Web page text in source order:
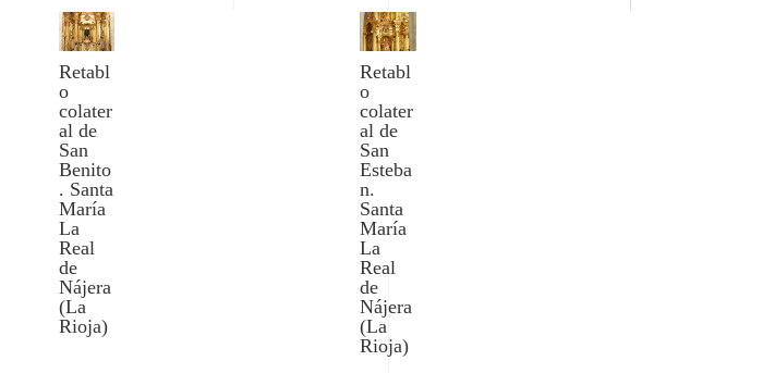
Retabl
o
colater
al de
San
Benito
. Santa
María
La
Real
de
Nájera
(La
Rioja)
Retabl
o
colater
al de
San
Esteba
n.
Santa
María
La
Real
de
Nájera
(La
Rioja)